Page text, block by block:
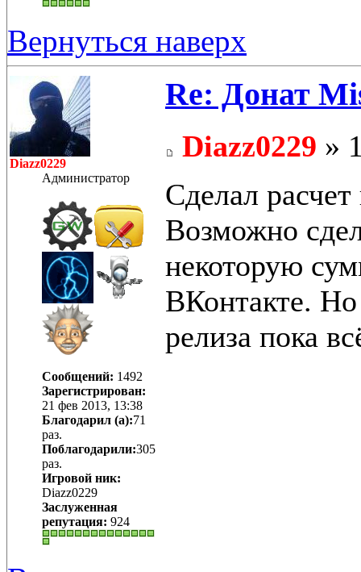
Вернуться наверх
Diazz0229
Администратор
Сообщений: 1492
Зарегистрирован:
21 фев 2013, 13:38
Благодарил (а):71
раз.
Поблагодарили:305
раз.
Игровой ник:
Diazz0229
Заслуженная
репутация: 924
Re: Донат
Diazz0229 »
Сделал
Возможно
некоторую
ВКонтакте. Но
релиза пока